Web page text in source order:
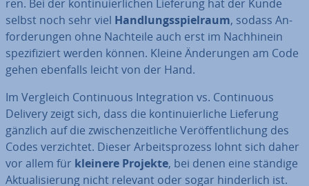
ren. Bei der kon­ti­nu­ier­li­chen Lieferung hat der Kunde
selbst noch sehr viel Hand­lungs­spiel­raum, sodass An­
for­de­run­gen ohne Nachteile auch erst im Nach­hin­ein
spe­zi­fi­ziert werden können. Kleine Än­de­run­gen am Code
gehen ebenfalls leicht von der Hand.
Im Vergleich Con­ti­nuous In­te­gra­ti­on vs. Con­ti­nuous
Delivery zeigt sich, dass die kon­ti­nu­ier­li­che Lieferung
gänzlich auf die zwi­schen­zeit­li­che Ver­öf­fent­li­chung des
Codes ver­zich­tet. Dieser Ar­beits­pro­zess lohnt sich daher
vor allem für kleinere Projekte, bei denen eine ständige
Ak­tua­li­sie­rung nicht relevant oder sogar hin­der­lich ist.